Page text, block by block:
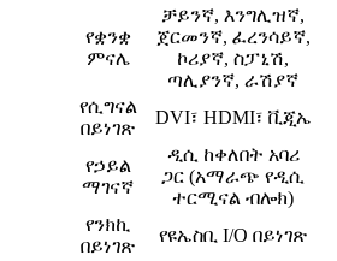
የቋንቋ
ምናሌ
ቻይንኛ, እንግሊዝኛ,
ጀርመንኛ, ፈረንሳይኛ,
ኮሪያኛ, ስፓኒሽ,
ጣሊያንኛ, ራሽያኛ
የሲግናል
በይነገጽ
DVI፣ HDMI፣ ቪጂኤ
የኃይል
ማገናኛ
ዲሲ ከቀለበት አባሪ
ጋር (አማራጭ የዲሲ
ተርሚናል ብሎክ)
የንክኪ
በይነገጽ
የዩኤስቢ I/O በይነገጽ